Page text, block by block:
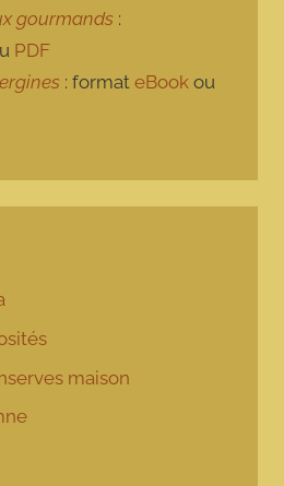
gourmands :
PDF
: formateBook ou
maison